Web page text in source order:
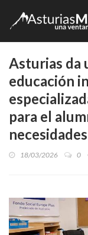
Asturias da
educación
para el
necesidades
18/03/2026 0